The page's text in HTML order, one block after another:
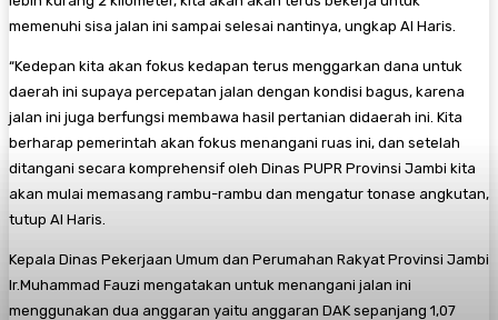
memenuhi sisa jalan ini sampai selesai nantinya, ungkap Al Haris.
“Kedepan kita akan fokus kedapan terus menggarkan dana untuk
daerah ini supaya percepatan jalan dengan kondisi bagus, karena
jalan ini juga berfungsi membawa hasil pertanian didaerah ini. Kita
berharap pemerintah akan fokus menangani ruas ini, dan setelah
ditangani secara komprehensif oleh Dinas PUPR Provinsi Jambi kita
akan mulai memasang rambu-rambu dan mengatur tonase angkutan,
tutup Al Haris.
Kepala Dinas Pekerjaan Umum dan Perumahan Rakyat Provinsi Jambi
Ir.Muhammad Fauzi mengatakan untuk menangani jalan ini
menggunakan dua anggaran yaitu anggaran DAK sepanjang 1,07